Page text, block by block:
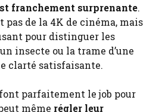
franchement surprenante.
pas de la 4K de cinéma, mais
pour distinguer les
insecte ou la trame d’une
clarté satisfaisante.
parfaitement le job pour
même régler leur